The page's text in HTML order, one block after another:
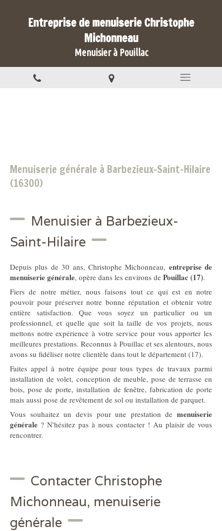
Entreprise de menuiserie Christophe
Michonneau
Menuisier à Pouillac
Menuiserie générale à Barbezieux-Saint-Hilaire
(16300)
Menuisier à Barbezieux-
Saint-Hilaire
Depuis plus de 30 ans, Christophe Michonneau, entreprise de
menuiserie générale, opère dans les environs de Pouillac (17).
Fiers de notre métier, nous faisons tout ce qui est en notre
pouvoir pour préserver notre bonne réputation et obtenir votre
entière satisfaction. Que vous soyez un particulier ou un
professionnel, et quelle que soit la taille de vos projets, nous
mettons notre expérience à votre service pour vous apporter les
meilleures prestations. Reconnus à Pouillac et ses alentours, nous
avons su fidéliser notre clientèle dans tout le département (17).
Faites appel à notre équipe pour tous types de travaux parmi
installation de volet, conception de meuble, pose de terrasse en
bois, pose de porte, installation de fenêtre, fabrication de porte
mais aussi pose de revêtement de sol ou installation de parquet.
Vous souhaitez un devis pour une prestation de menuiserie
générale ? N'hésitez pas à nous contacter ! Au plaisir de vous
rencontrer.
Contacter Christophe
Michonneau, menuiserie
générale